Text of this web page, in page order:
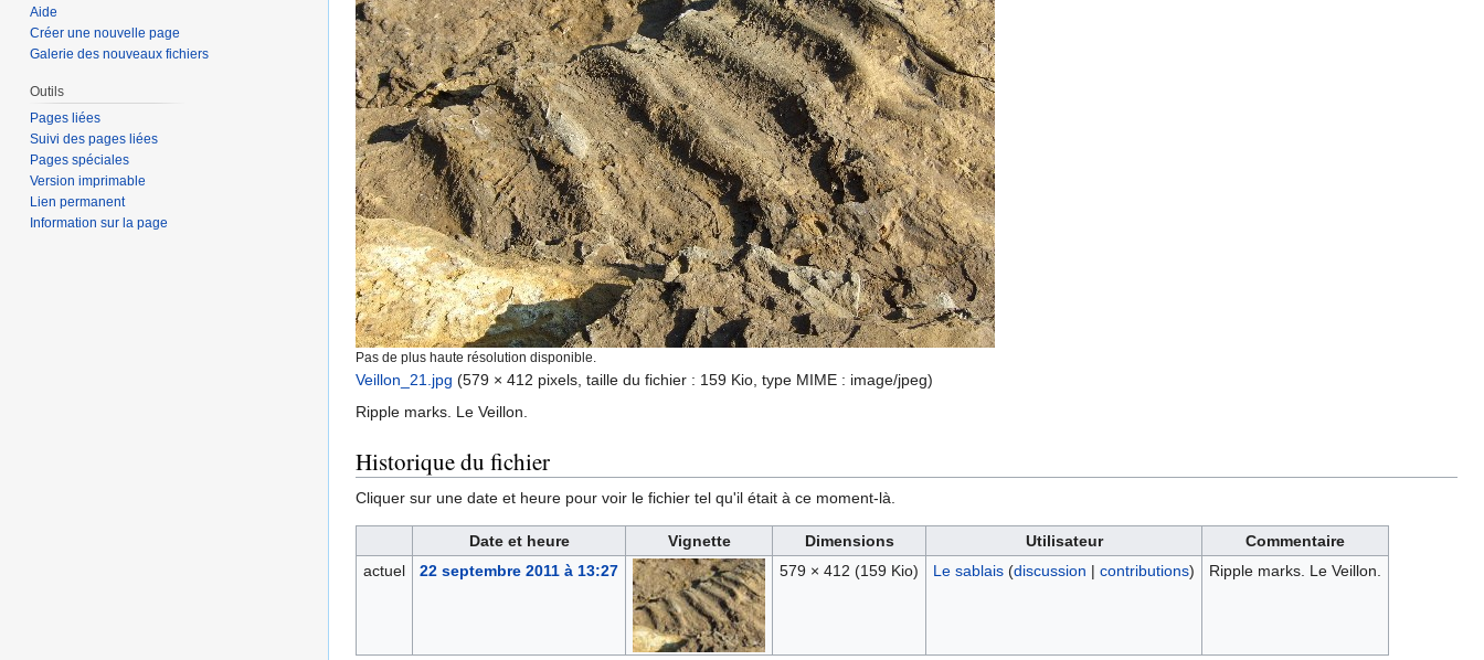
Pas de plus haute résolution disponible.
Veillon_21.jpg (579 × 412 pixels, taille du fichier : 159 Kio, type MIME : image/jpeg)
Ripple marks. Le Veillon.
Historique du fichier
Cliquer sur une date et heure pour voir le fichier tel qu'il était à ce moment-là.
Date et heure Vignette Dimensions Utilisateur
Commentaire
actuel
22 septembre 2011 à 13:27 579 × 412 (159 Kio) Le sablais (discussion | contributions) Ripple marks. Le Veillon.
Aide
Créer une nouvelle page
Galerie des nouveaux fichiers
Outils
Pages liées
Suivi des pages liées
Pages spéciales
Version imprimable
Lien permanent
Information sur la page